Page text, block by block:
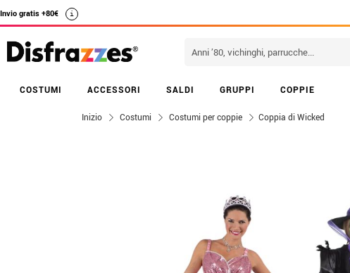
Invio gratis +80€ i
COSTUMI ACCESSORI SALDI GRUPPI COPPIE
Inizio Costumi Costumi per coppie Coppia di Wicked